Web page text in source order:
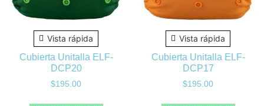
Vista rápida
Cubierta Unitalla ELF-
DCP20
$195.00
Vista rápida
Cubierta Unitalla ELF-
DCP17
$195.00